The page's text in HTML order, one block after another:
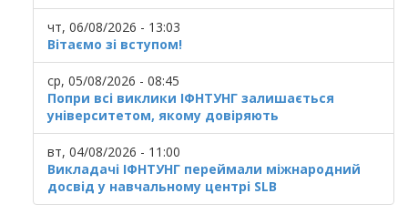
чт, 06/08/2026 - 13:03
Вітаємо зі вступом!
ср, 05/08/2026 - 08:45
Попри всі виклики ІФНТУНГ залишається
університетом, якому довіряють
вт, 04/08/2026 - 11:00
Викладачі ІФНТУНГ переймали міжнародний
досвід у навчальному центрі SLB